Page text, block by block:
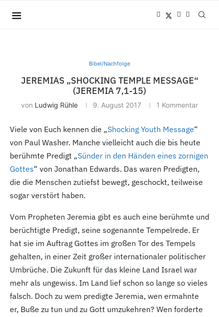
Bibel/Nachfolge
JEREMIAS „SHOCKING TEMPLE MESSAGE“
(JEREMIA 7,1-15)
von Ludwig Rühle 9. August 2017 1 Kommentar
Viele von Euch kennen die „Shocking Youth Message“
von Paul Washer. Manche vielleicht auch die bis heute
berühmte Predigt „Sünder in den Händen eines zornigen
Gottes“ von Jonathan Edwards. Das waren Predigten,
die die Menschen zutiefst bewegt, geschockt, teilweise
sogar verstört haben.
Vom Propheten Jeremia gibt es auch eine berühmte und
berüchtigte Predigt, seine sogenannte Tempelrede. Er
hat sie im Auftrag Gottes im großen Tor des Tempels
gehalten, in einer Zeit großer internationaler politischer
Umbrüche. Die Zukunft für das kleine Land Israel war
mehr als ungewiss. Im Land lief schon so lange so vieles
falsch. Doch zu wem predigte Jeremia, wen ermahnte
er, Buße zu tun und zu Gott umzukehren? Wen forderte